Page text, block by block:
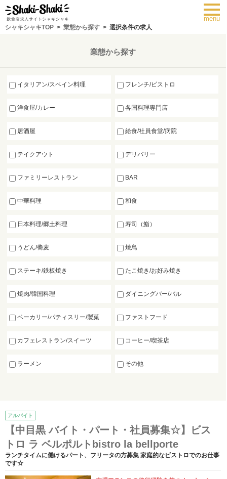
menu
シャキシャキTOP 業態から探す 選択条件の求人
業態から探す
イタリアン/スペイン料理 フレンチ/ビストロ
洋食屋/カレー 各国料理専門店
居酒屋 給食/社員食堂/病院
テイクアウト デリバリー
ファミリーレストラン BAR
中華料理 和食
日本料理/郷土料理 寿司（鮨）
うどん/蕎麦 焼鳥
ステーキ/鉄板焼き たこ焼き/お好み焼き
焼肉/韓国料理 ダイニングバー/バル
ベーカリー/パティスリー/製菓 ファストフード
カフェレストラン/スイーツ コーヒー/喫茶店
ラーメン その他
アルバイト
【中目黒 バイト・パート・社員募集☆】ビス
トロ ラ ベルポルトbistro la bellporte
ランチタイムに働けるパート、フリータの方募集 家庭的なビストロでのお仕事
です☆